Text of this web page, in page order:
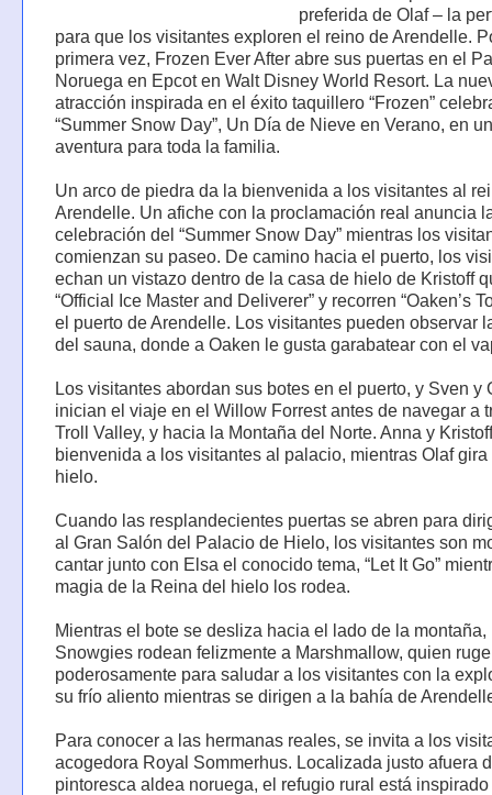
preferida de Olaf – la
para que los visitantes exploren el reino de Arendelle.
primera vez, Frozen Ever After abre sus puertas en el
Noruega en Epcot en Walt Disney World Resort. La
atracción inspirada en el éxito taquillero “Frozen”
“Summer Snow Day”, Un Día de Nieve en Verano, en
aventura para toda la familia.
Un arco de piedra da la bienvenida a los visitantes al
Arendelle. Un afiche con la proclamación real anuncia
celebración del “Summer Snow Day” mientras los
comienzan su paseo. De camino hacia el puerto, los
echan un vistazo dentro de la casa de hielo de Kristoff
“Official Ice Master and Deliverer” y recorren “Oaken’s
el puerto de Arendelle. Los visitantes pueden observar
del sauna, donde a Oaken le gusta garabatear con el
Los visitantes abordan sus botes en el puerto, y Sven y
inician el viaje en el Willow Forrest antes de navegar a
Troll Valley, y hacia la Montaña del Norte. Anna y
bienvenida a los visitantes al palacio, mientras Olaf gira
hielo.
Cuando las resplandecientes puertas se abren para
al Gran Salón del Palacio de Hielo, los visitantes son
cantar junto con Elsa el conocido tema, “Let It Go”
magia de la Reina del hielo los rodea.
Mientras el bote se desliza hacia el lado de la montaña,
Snowgies rodean felizmente a Marshmallow, quien ruge
poderosamente para saludar a los visitantes con la
su frío aliento mientras se dirigen a la bahía de
Para conocer a las hermanas reales, se invita a los
acogedora Royal Sommerhus. Localizada justo afuera
pintoresca aldea noruega, el refugio rural está